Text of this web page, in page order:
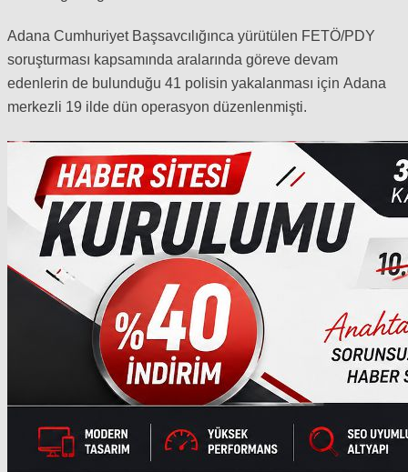
Adana Cumhuriyet Başsavcılığınca yürütülen FETÖ/PDY
soruşturması kapsamında aralarında göreve devam
edenlerin de bulunduğu 41 polisin yakalanması için Adana
merkezli 19 ilde dün operasyon düzenlenmişti.